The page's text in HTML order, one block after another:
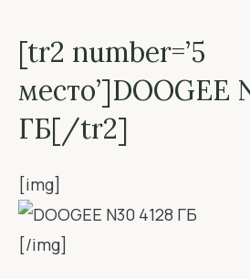
[tr2 number=’5
место’]DOOGEE
ГБ[/tr2]
[img]
[/img]